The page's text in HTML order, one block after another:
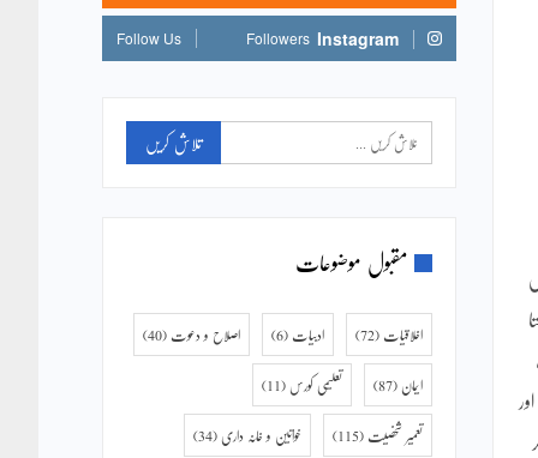
Instagram
Followers
Follow Us
مقبول موضوعات
اخلاقیات (72) ادبیات (6) اصلاح و دعوت (40)
ایمان (87) تعلیمی کورس (11)
تعمیر شخصیت (115) خواتین و خانہ داری (34)